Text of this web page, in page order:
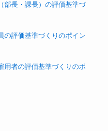
部長・課長）の評価基準づ
の評価基準づくりのポイン
用者の評価基準づくりのポ